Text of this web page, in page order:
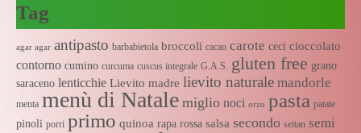
Tag
agar agar antipasto barbabietola broccoli cacao carote ceci cioccolato
contorno cumino curcuma cuscus integrale G.A.S. gluten free grano
saraceno lenticchie Lievito madre lievito naturale mandorle
menta menù di Natale miglio noci orzo pasta patate
pinoli porri primo quinoa rapa rossa salsa secondo seitan semi